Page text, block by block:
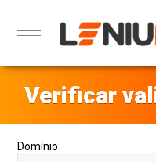
Verificar
Domínio